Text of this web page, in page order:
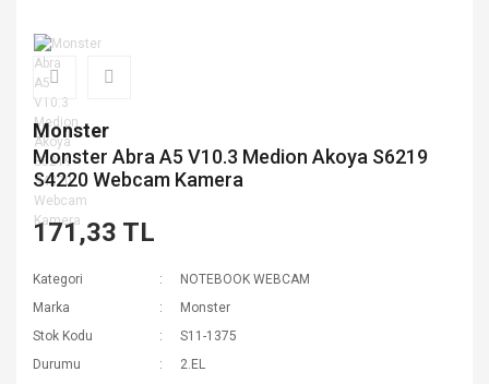
Monster
Monster Abra A5 V10.3 Medion Akoya S6219
S4220 Webcam Kamera
171,33 TL
Kategori
NOTEBOOK WEBCAM
Marka
Monster
Stok Kodu
S11-1375
Durumu
2.EL